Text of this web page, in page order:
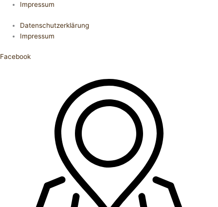
Impressum
Datenschutzerklärung
Impressum
Facebook